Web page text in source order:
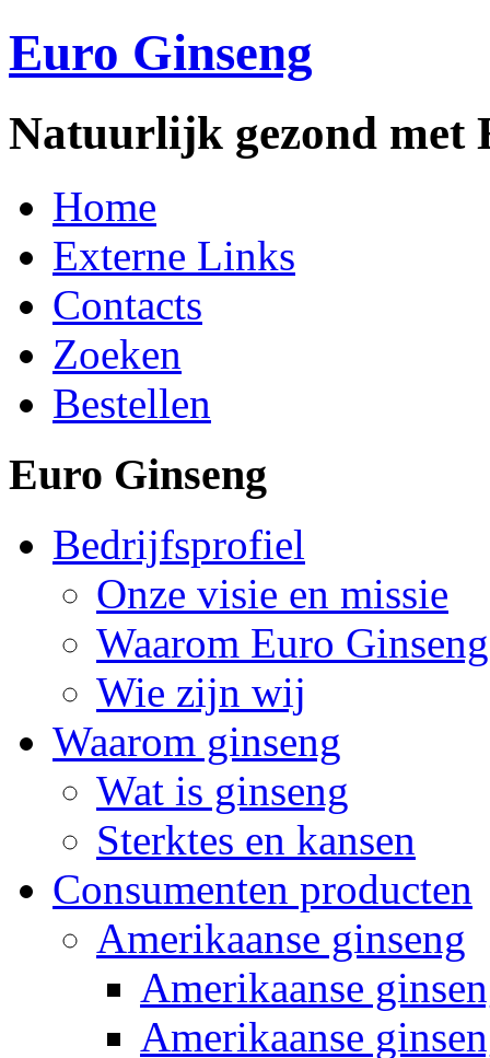
Euro Ginseng
Natuurlijk gezond met
Home
Externe Links
Contacts
Zoeken
Bestellen
Euro Ginseng
Bedrijfsprofiel
Onze visie en missie
Waarom Euro
Wie zijn wij
Waarom ginseng
Wat is ginseng
Sterktes en kansen
Consumenten producten
Amerikaanse ginseng
Amerikaanse
Amerikaanse